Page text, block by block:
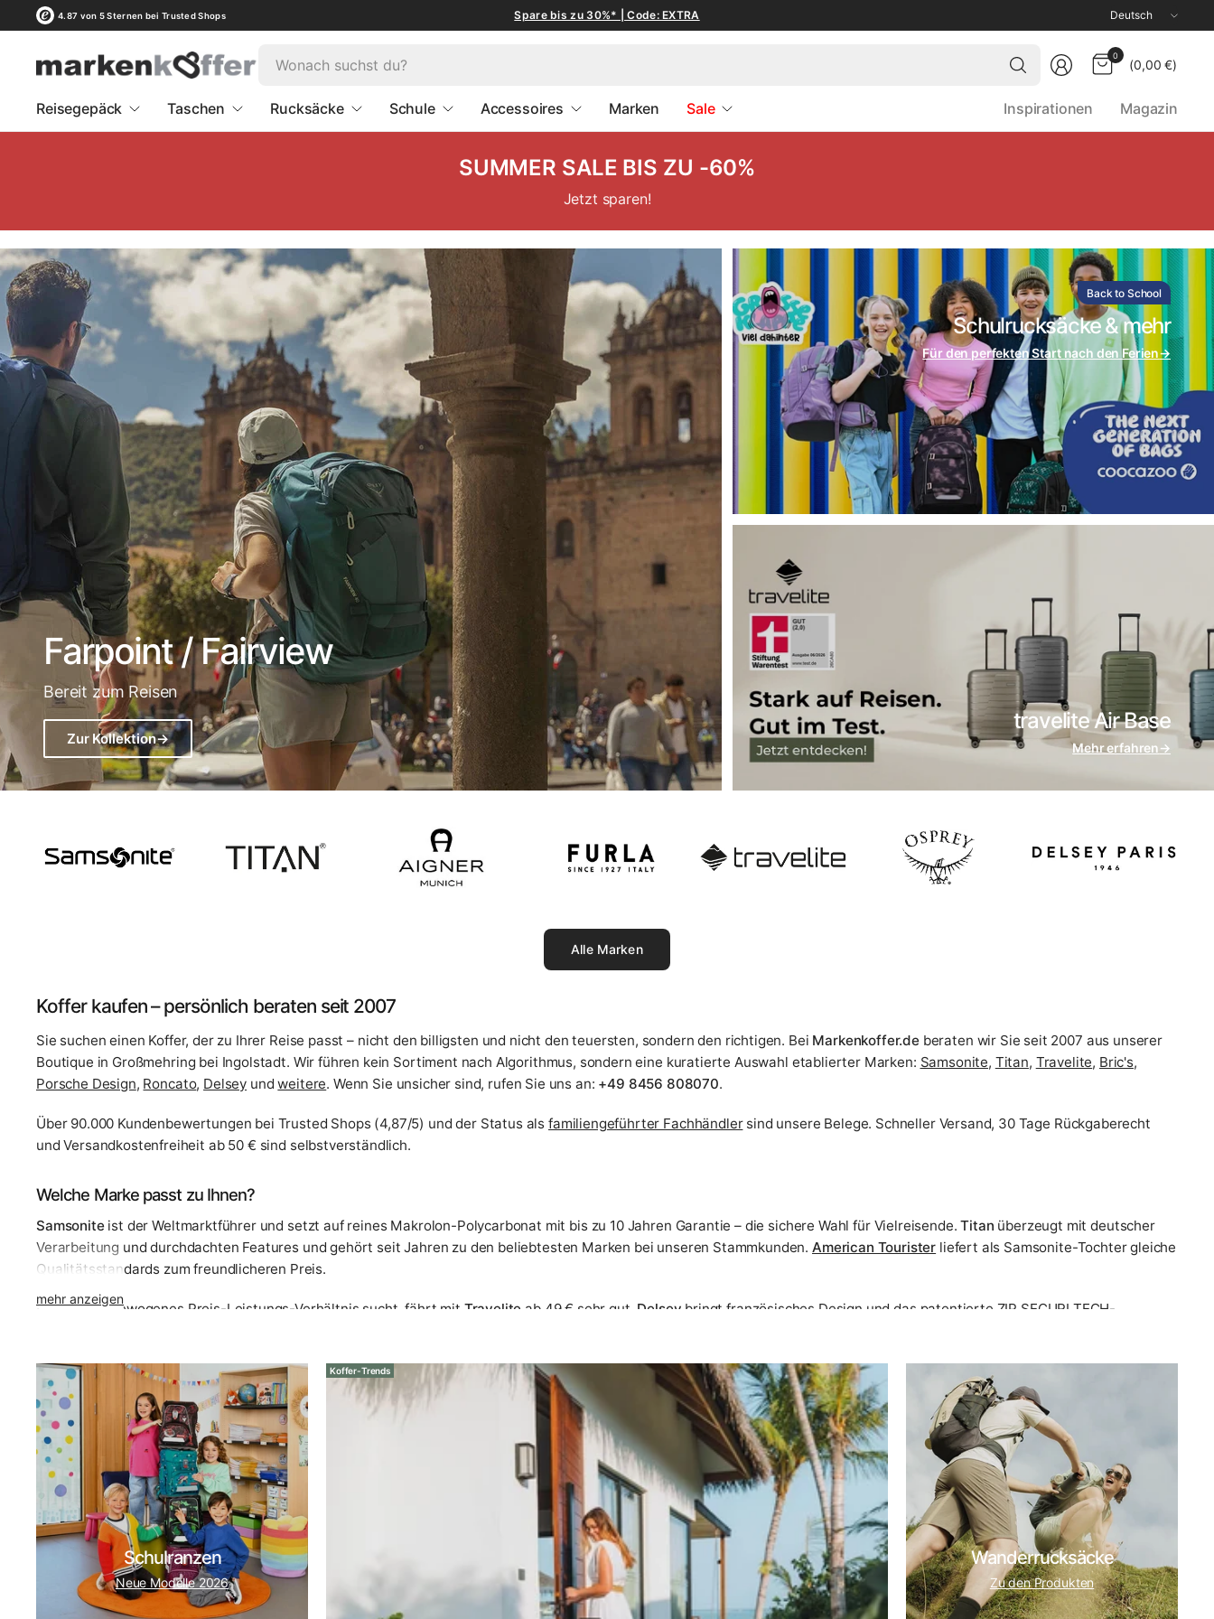
4.87 von 5 Sternen bei Trusted Shops Spare bis zu 30%* | Code: EXTRA
Land/Region
aktualisieren
Wonach
suchst
0
(0,00 €)
Reisegepäck Taschen Rucksäcke Schule Accessoires Marken Sale Inspirationen Magazin
SUMMER SALE BIS ZU -60%
Jetzt sparen!
Farpoint / Fairview
Bereit zum Reisen
Zur Kollektion→
Back to School
Schulrucksäcke & mehr
Für den perfekten Start nach den Ferien→
travelite Air Base
Mehr erfahren→
Alle Marken
Koffer kaufen – persönlich beraten seit 2007
Sie suchen einen Koffer, der zu Ihrer Reise passt – nicht den billigsten und nicht den teuersten, sondern den richtigen. Bei Markenkoffer.deberaten wir Sie seit 2007 aus unserer
Boutique in Großmehring bei Ingolstadt. Wir führen kein Sortiment nach Algorithmus, sondern eine kuratierte Auswahl etablierter Marken: Samsonite, Titan, Travelite, Bric's,
Porsche Design, Roncato, Delsey undweitere. Wenn Sie unsicher sind, rufen Sie uns an: +49 8456 808070.
Über 90.000 Kundenbewertungen bei Trusted Shops (4,87/5) und der Status alsfamiliengeführter Fachhändlersind unsere Belege. Schneller Versand, 30 Tage Rückgaberecht
und Versandkostenfreiheit ab 50 € sind selbstverständlich.
Welche Marke passt zu Ihnen?
Samsoniteist der Weltmarktführer und setzt auf reines Makrolon-Polycarbonat mit bis zu 10 Jahren Garantie – die sichere Wahl für Vielreisende.Titan überzeugt mit deutscher
Verarbeitung und durchdachten Features und gehört seit Jahren zu den beliebtesten Marken bei unseren Stammkunden. American Tourister liefert als Samsonite-Tochter gleiche
Qualitätsstandards zum freundlicheren Preis.
Wer ein ausgewogenes Preis-Leistungs-Verhältnis sucht, fährt mit Travelite ab 49 € sehr gut. Delsey bringt französisches Design und das patentierte ZIP SECURI TECH-
Koffer-Ratgeber: So finden Sie das richtige Reisegepäck
Die Wahl des passenden Koffers ist keine Geschmacksfrage, sondern hängt von drei Faktoren ab: Reisedauer,TransportartundReiseziel
. Diese Fragen beantworten wir seit 2007
täglich in Beratung und Verkauf – und genau dieses Wissen finden Sie auf dieser Seite: vom Volumen-Guide über Material- und Rollenfragen bis zu Packtipps, Preisklassen und
unserem Service nach dem Kauf. Denn den einen perfekten Reisekoffer gibt es nicht – aber für jede Reiseart gibt es den richtigen.
Die richtige Koffergröße nach Reisedauer
Pro Woche Urlaub rechnen wir mit etwa 50 Liter Koffervolumen. Bei Winterreisen mit dicker Kleidung sollten Sie 30–40 % mehr Platz einplanen, ebenso bei Geschäftsreisen mit
Anzügen und Hemden.
mehr anzeigen
Schulranzen
Neue Modelle 2026
Koffer-Trends
Wanderrucksäcke
Zu den Produkten